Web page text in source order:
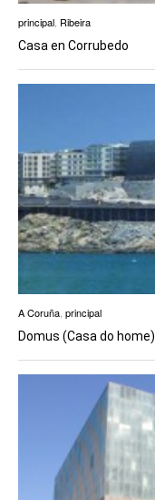
principal Ribeira
Casa en Corrubedo
A Coruña principal
Domus (Casa do home)